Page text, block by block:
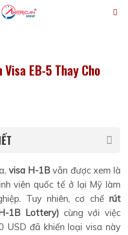
Visa EB-5 Thay Cho
visa H-1Bvẫn được xem là
viên quốc tế ở lại Mỹ làm
Tuy nhiên, cơ chế rút
1B Lottery)cùng với việc
USD đã khiến loại visa này